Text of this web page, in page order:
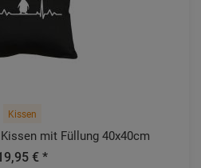
Kissen
mit Füllung 40x40cm
€ *